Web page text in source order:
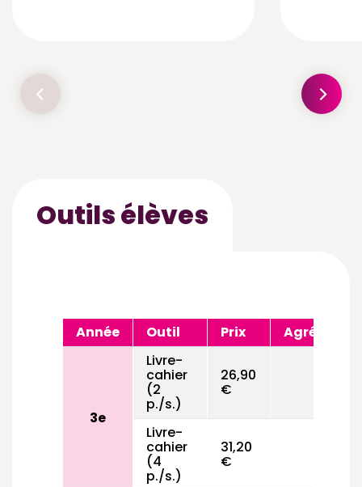
Outils élèves
Année Outil Prix Agréé
3e
Livre-
cahier
(2
p./s.)
26,90
€
Livre-
cahier
(4
p./s.)
31,20
€